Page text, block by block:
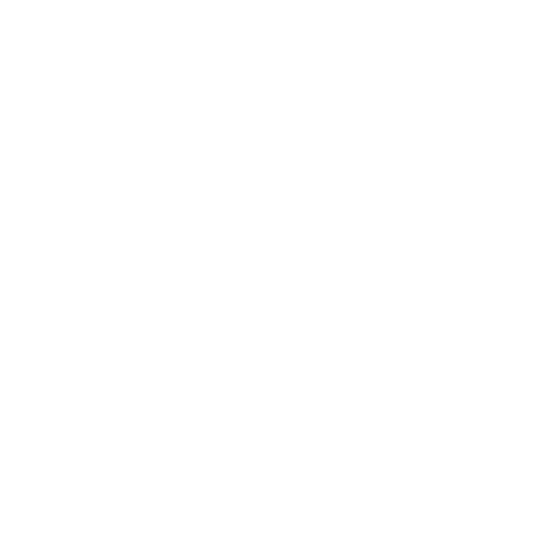
(BIS2) des
Sie über aktive
in Baden-